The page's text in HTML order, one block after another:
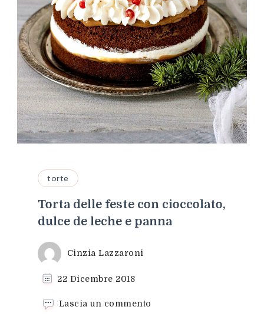
torte
Torta delle feste con cioccolato,
dulce de leche e panna
Cinzia Lazzaroni
22 Dicembre 2018
Lascia un commento